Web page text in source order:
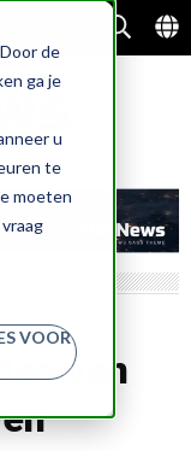
de
ga je
u
te
moeten
VOOR
van